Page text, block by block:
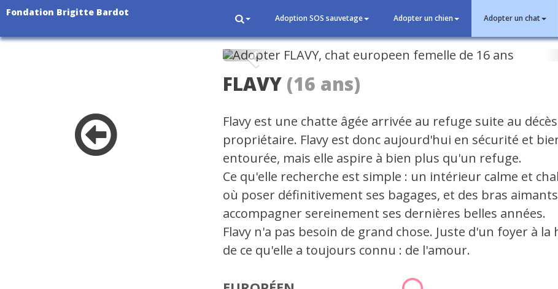
Fondation Brigitte Bardot
Adoption SOS sauvetage Adopter un chien Adopter un chat
Précédent
FLAVY (16 ans)
Flavy est une chatte âgée arrivée au refuge suite au
propriétaire. Flavy est donc aujourd'hui en sécurité et
entourée, mais elle aspire à bien plus qu'un refuge.
Ce qu'elle recherche est simple : un intérieur calme et
où poser définitivement ses bagages, et des bras
accompagner sereinement ses dernières belles années.
Flavy n'a pas besoin de grand chose. Juste d'un foyer à
de ce qu'elle a toujours connu : de l'amour.